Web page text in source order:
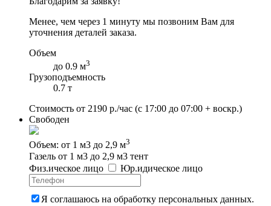
Менее, чем через 1 минуту мы позвоним Вам для
уточнения деталей заказа.
Объем
до 0.9 м3
Грузоподъемность
0.7 т
Стоимость от 2190 р./час (с 17:00 до 07:00 + воскр.)
Свободен
Объем: от 1 м3 до 2,9 м3
Газель от 1 м3 до 2,9 м3 тент
Физ.ическое лицо Юр.идическое лицо
Я соглашаюсь на обработку персональных данных.